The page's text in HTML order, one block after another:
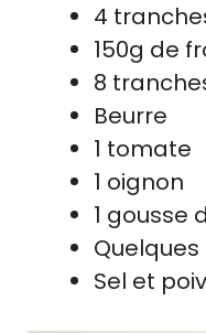
4
150g de
8
Beurre
1 tomate
1 oignon
1 gousse
Sel et